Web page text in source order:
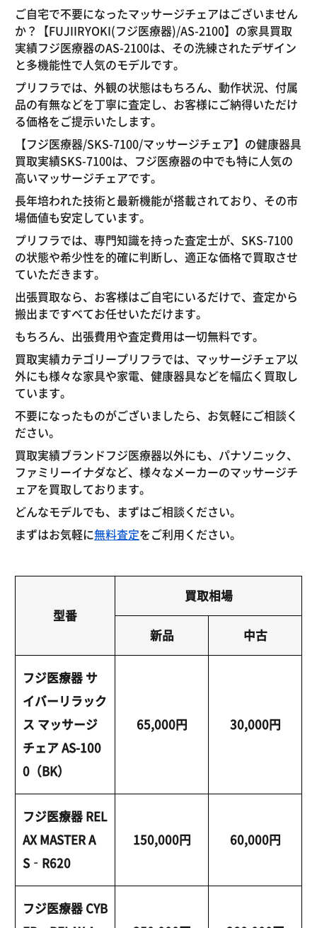
ご自宅で不要になったマッサージチェアはございません
か？【FUJIIRYOKI(フジ医療器)/AS-2100】の家具買取
実績フジ医療器のAS-2100は、その洗練されたデザイン
と多機能性で人気のモデルです。
プリフラでは、外観の状態はもちろん、動作状況、付属
品の有無などを丁寧に査定し、お客様にご納得いただけ
る価格をご提示いたします。
【フジ医療器/SKS-7100/マッサージチェア】の健康器具
買取実績SKS-7100は、フジ医療器の中でも特に人気の
高いマッサージチェアです。
長年培われた技術と最新機能が搭載されており、その市
場価値も安定しています。
プリフラでは、専門知識を持った査定士が、SKS-7100
の状態や希少性を的確に判断し、適正な価格で買取させ
ていただきます。
出張買取なら、お客様はご自宅にいるだけで、査定から
搬出まですべてお任せいただけます。
もちろん、出張費用や査定費用は一切無料です。
買取実績カテゴリープリフラでは、マッサージチェア以
外にも様々な家具や家電、健康器具などを幅広く買取し
ています。
不要になったものがございましたら、お気軽にご相談く
ださい。
買取実績ブランドフジ医療器以外にも、パナソニック、
ファミリーイナダなど、様々なメーカーのマッサージチ
ェアを買取しております。
どんなモデルでも、まずはご相談ください。
まずはお気軽に無料査定をご利用ください。
型番
買取相場
新品 中古
フジ医療器 サ
イバーリラック
ス マッサージ
チェア AS-100
0（BK）
65,000円 30,000円
フジ医療器 REL
AX MASTER A
S‑R620
150,000円 60,000円
フジ医療器 CYB